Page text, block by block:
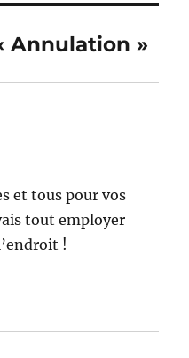
Annulation »
et tous pour vos
tout employer
!